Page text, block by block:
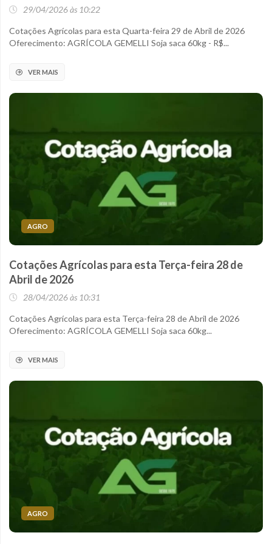
29/04/2026 às 10:22
Cotações Agrícolas para esta Quarta-feira 29 de Abril de 2026
Oferecimento: AGRÍCOLA GEMELLI Soja saca 60kg - R$...
VER MAIS
AGRO
Cotações Agrícolas para esta Terça-feira 28 de
Abril de 2026
28/04/2026 às 10:31
Cotações Agrícolas para esta Terça-feira 28 de Abril de 2026
Oferecimento: AGRÍCOLA GEMELLI Soja saca 60kg...
VER MAIS
AGRO